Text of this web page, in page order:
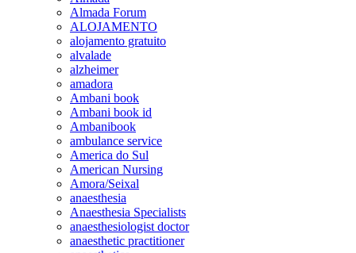
Almada Forum
ALOJAMENTO
alojamento gratuito
alvalade
alzheimer
amadora
Ambani book
Ambani book id
Ambanibook
ambulance service
America do Sul
American Nursing
Amora/Seixal
anaesthesia
Anaesthesia Specialists
anaesthesiologist doctor
anaesthetic practitioner